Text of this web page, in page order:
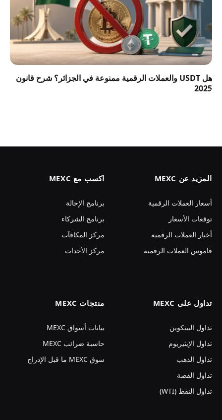
هل USDT والعملات الرقمية ممنوعة في الجزائر؟ شرح قانون
2025
المزيد عن MEXC
أسعار العملات الرقمية
توقعات الأسعار
أخبار العملات الرقمية
قاموس العملات الرقمية
اكسب مع MEXC
برنامج الإحالة
برنامج الشركاء
مركز المكافآت
مركز الأحداث
تداول على MEXC
تداول البيتكوين
تداول الإيثيريوم
تداول الذهب
تداول الفضة
تداول النفط (WTI)
منتجات MEXC
بيانات أسواق MEXC
حاسبة ضرائب MEXC
سوق MEXC ما قبل الإدراج